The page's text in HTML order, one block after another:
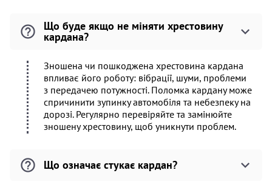
Що буде якщо не міняти хрестовину
кардана?
Зношена чи пошкоджена хрестовина кардана
впливає його роботу: вібрації, шуми, проблеми
з передачею потужності. Поломка кардану може
спричинити зупинку автомобіля та небезпеку на
дорозі. Регулярно перевіряйте та замінюйте
зношену хрестовину, щоб уникнути проблем.
Що означає стукає кардан?